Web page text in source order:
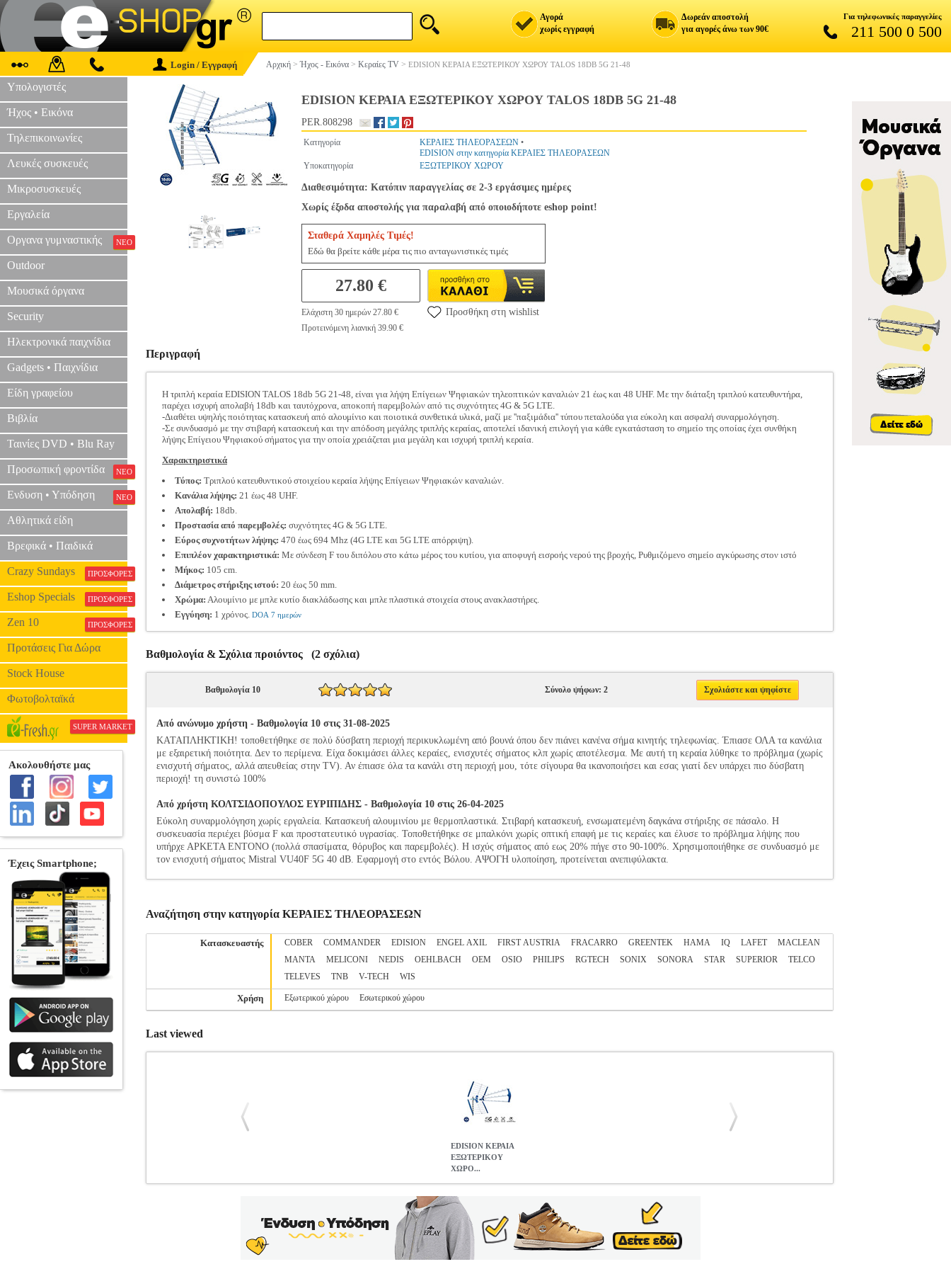
Αγορά
χωρίς εγγραφή
Δωρεάν αποστολή
για αγορές άνω των 90€
Για τηλεφωνικές παραγγελίες
211 500 0 500
Login / Εγγραφή Αρχική >Ήχος - Εικόνα > Κεραίες TV > EDISION ΚΕΡΑΙΑ ΕΞΩΤΕΡΙΚΟΥ ΧΩΡΟΥ TALOS 18DB 5G 21-48
Υπολογιστές
Ήχος • Εικόνα
Τηλεπικοινωνίες
Λευκές συσκευές
Μικροσυσκευές
Εργαλεία
Οργανα γυμναστικής ΝΕΟ
Outdoor
Μουσικά όργανα
Security
Ηλεκτρονικά παιχνίδια
Gadgets • Παιχνίδια
Είδη γραφείου
Βιβλία
Ταινίες DVD • Blu Ray
Προσωπική φροντίδα ΝΕΟ
Ενδυση • Υπόδηση ΝΕΟ
Αθλητικά είδη
Βρεφικά • Παιδικά
Crazy Sundays ΠΡΟΣΦΟΡΕΣ
Eshop Specials ΠΡΟΣΦΟΡΕΣ
Zen 10 ΠΡΟΣΦΟΡΕΣ
Προτάσεις Για Δώρα
Stock House
Φωτοβολταϊκά
SUPER MARKET
EDISION ΚΕΡΑΙΑ ΕΞΩΤΕΡΙΚΟΥ ΧΩΡΟΥ TALOS 18DB 5G 21-48
PER.808298
Κατηγορία ΚΕΡΑΙΕΣ ΤΗΛΕΟΡΑΣΕΩΝ •
EDISION στην κατηγορία ΚΕΡΑΙΕΣ ΤΗΛΕΟΡΑΣΕΩΝ
Υποκατηγορία
ΕΞΩΤΕΡΙΚΟΥ ΧΩΡΟΥ
Διαθεσιμότητα: Κατόπιν παραγγελίας σε 2-3 εργάσιμες ημέρες
Χωρίς έξοδα αποστολής για παραλαβή από οποιοδήποτε eshop point!
Σταθερά Χαμηλές Τιμές!
Εδώ θα βρείτε κάθε μέρα τις πιο ανταγωνιστικές τιμές
27.80 €
Ελάχιστη 30 ημερών 27.80 €
Προτεινόμενη λιανική 39.90 €
Προσθήκη στη wishlist
Περιγραφή
Η τριπλή κεραία EDISION TALOS 18db 5G 21-48, είναι για λήψη Επίγειων Ψηφιακών τηλεοπτικών καναλιών 21 έως και 48 UHF. Με την διάταξη τριπλού κατευθυντήρα,
παρέχει ισχυρή απολαβή 18db και ταυτόχρονα, αποκοπή παρεμβολών από τις συχνότητες 4G & 5G LTE.
-Διαθέτει υψηλής ποιότητας κατασκευή από αλουμίνιο και ποιοτικά συνθετικά υλικά, μαζί με ''παξιμάδια'' τύπου πεταλούδα για εύκολη και ασφαλή συναρμολόγηση.
-Σε συνδυασμό με την στιβαρή κατασκευή και την απόδοση μεγάλης τριπλής κεραίας, αποτελεί ιδανική επιλογή για κάθε εγκατάσταση το σημείο της οποίας έχει συνθήκη
λήψης Επίγειου Ψηφιακού σήματος για την οποία χρειάζεται μια μεγάλη και ισχυρή τριπλή κεραία.
Χαρακτηριστικά
Τύπος: Τριπλού κατευθυντικού στοιχείου κεραία λήψης Επίγειων Ψηφιακών καναλιών.
Κανάλια λήψης: 21 έως 48 UHF.
Απολαβή: 18db.
Προστασία από παρεμβολές: συχνότητες 4G & 5G LTE.
Εύρος συχνοτήτων λήψης: 470 έως 694 Mhz (4G LTE και 5G LTE απόρριψη).
Επιπλέον χαρακτηριστικά: Με σύνδεση F του διπόλου στο κάτω μέρος του κυτίου, για αποφυγή εισροής νερού της βροχής, Ρυθμιζόμενο σημείο αγκύρωσης στον ιστό
Μήκος: 105 cm.
Διάμετρος στήριξης ιστού: 20 έως 50 mm.
Χρώμα: Αλουμίνιο με μπλε κυτίο διακλάδωσης και μπλε πλαστικά στοιχεία στους ανακλαστήρες.
Εγγύηση: 1 χρόνος. DOA 7 ημερών
Βαθμολογία & Σχόλια προιόντος (2 σχόλια)
Βαθμολογία 10 Σύνολο ψήφων: 2 Σχολιάστε και ψηφίστε
Από ανώνυμο χρήστη - Βαθμολογία 10 στις 31-08-2025
ΚΑΤΑΠΛΗΚΤΙΚΗ! τοποθετήθηκε σε πολύ δύσβατη περιοχή περικυκλωμένη από βουνά όπου δεν πιάνει κανένα σήμα κινητής τηλεφωνίας. Έπιασε ΟΛΑ τα κανάλια
με εξαιρετική ποιότητα. Δεν το περίμενα. Είχα δοκιμάσει άλλες κεραίες, ενισχυτές σήματος κλπ χωρίς αποτέλεσμα. Με αυτή τη κεραία λύθηκε το πρόβλημα (χωρίς
ενισχυτή σήματος, αλλά απευθείας στην TV). Αν έπιασε όλα τα κανάλι στη περιοχή μου, τότε σίγουρα θα ικανοποιήσει και εσας γιατί δεν υπάρχει πιο δύσβατη
περιοχή! τη συνιστώ 100%
Από χρήστη ΚΟΛΤΣΙΔΟΠΟΥΛΟΣ ΕΥΡΙΠΙΔΗΣ - Βαθμολογία 10 στις 26-04-2025
Εύκολη συναρμολόγηση χωρίς εργαλεία. Κατασκευή αλουμινίου με θερμοπλαστικά. Στιβαρή κατασκευή, ενσωματεμένη δαγκάνα στήριξης σε πάσαλο. Η
συσκευασία περιέχει βύσμα F και προστατευτικό υγρασίας. Τοποθετήθηκε σε μπαλκόνι χωρίς οπτική επαφή με τις κεραίες και έλυσε το πρόβλημα λήψης που
υπήρχε ΑΡΚΕΤΑ ΕΝΤΟΝΟ (πολλά σπασίματα, θόρυβος και παρεμβολές). Η ισχύς σήματος από εως 20% πήγε στο 90-100%. Χρησιμοποιήθηκε σε συνδυασμό με
τον ενισχυτή σήματος Mistral VU40F 5G 40 dB. Εφαρμογή στο εντός Βόλου. ΑΨΟΓΗ υλοποίηση, προτείνεται ανεπιφύλακτα.
Αναζήτηση στην κατηγορία ΚΕΡΑΙΕΣ ΤΗΛΕΟΡΑΣΕΩΝ
Κατασκευαστής COBER COMMANDER EDISION ENGEL AXIL FIRST AUSTRIA FRACARRO GREENTEK HAMA IQ LAFET
MACLEAN
MANTA
MELICONI NEDIS OEHLBACH OEM OSIO PHILIPS RGTECH SONIX SONORA STAR SUPERIOR
TELCO
TELEVES
TNB V-TECH WIS
Χρήση Εξωτερικού χώρου Εσωτερικού χώρου
Last viewed
EDISION ΚΕΡΑΙΑ
ΕΞΩΤΕΡΙΚΟΥ
ΧΩΡΟ...
Κατηγορία: ΚΕΡΑΙΕΣ ΤΗΛΕΟΡΑΣΕΩΝ •EDISION στην κατηγορία ΚΕΡΑΙΕΣ ΤΗΛΕΟΡΑΣΕΩΝ Η τριπλή κεραία EDISION TALOS 18db 5G 21-48, είναι
για λήψη Επίγειων Ψηφιακών τηλεοπτικών καναλιών 21 έως και 48 UHF. Με την διάταξη τριπλού κατευθυντήρα, παρέχει ισχυρή απολαβή 18db και
ταυτόχρονα, αποκοπή παρεμβολών από τις συχνότητες 4G & 5G LTE. -Διαθέτει υψηλής ποιότητας κατασκευή από αλουμίνιο και ποιοτικά συνθετικά υλικά,
μαζί με ''παξιμάδια'' τύπου πεταλούδα για εύκολη και ασφαλή συναρμολόγηση. -Σε συνδυασμό με την στιβαρή κατασκευή και την απόδοση μεγάλης τριπλής
κεραίας, αποτελεί ιδανική επιλογή για κάθε εγκατάσταση το σημείο της οποίας έχει συνθήκη λήψης Επίγειου Ψηφιακού σήματος για την οποία χρειάζεται μια